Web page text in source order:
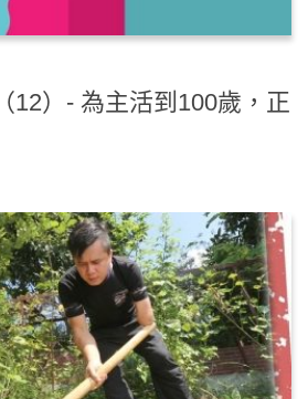
12）- 為主活到100歲，正